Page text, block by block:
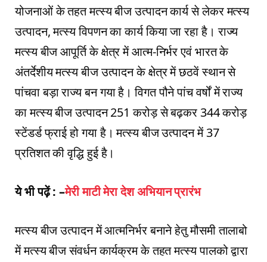
योजनाओं के तहत मत्स्य बीज उत्पादन कार्य से लेकर मत्स्य
उत्पादन, मत्स्य विपणन का कार्य किया जा रहा है। राज्य
मत्स्य बीज आपूर्ति के क्षेत्र में आत्म-निर्भर एवं भारत के
अंतर्देशीय मत्स्य बीज उत्पादन के क्षेत्र में छठवें स्थान से
पांचवा बड़ा राज्य बन गया है। विगत पौने पांच वर्षों में राज्य
का मत्स्य बीज उत्पादन 251 करोड़ से बढ़कर 344 करोड़
स्टेंडर्ड फ्राई हो गया है। मत्स्य बीज उत्पादन में 37
प्रतिशत की वृद्धि हुई है।
ये भी पढ़ें : –मेरी माटी मेरा देश अभियान प्रारंभ
मत्स्य बीज उत्पादन में आत्मनिर्भर बनाने हेतु मौसमी तालाबो
में मत्स्य बीज संवर्धन कार्यक्रम के तहत मत्स्य पालको द्वारा